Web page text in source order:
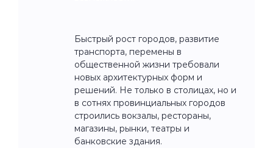
Быстрый рост городов, развитие
транспорта, перемены в
общественной жизни требовали
новых архитектурных форм и
решений. Не только в столицах, но и
в сотнях провинциальных городов
строились вокзалы, рестораны,
магазины, рынки, театры и
банковские здания.